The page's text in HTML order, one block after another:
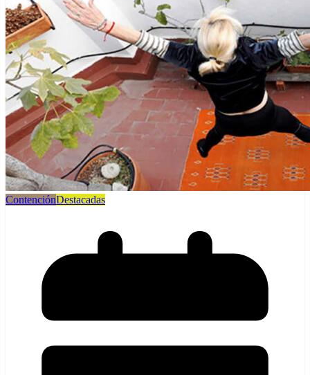
ContenciónDestacadas